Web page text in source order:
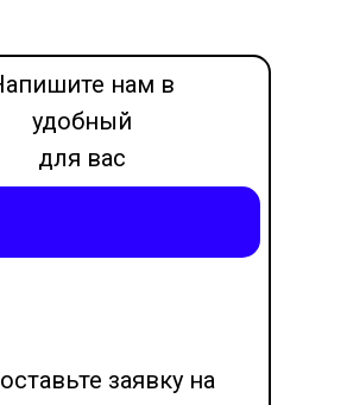
нам в
удобный
для вас
месседжер
заявку на